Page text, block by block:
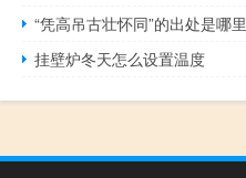
“凭高吊古壮怀同”的出处是哪里
挂壁炉冬天怎么设置温度